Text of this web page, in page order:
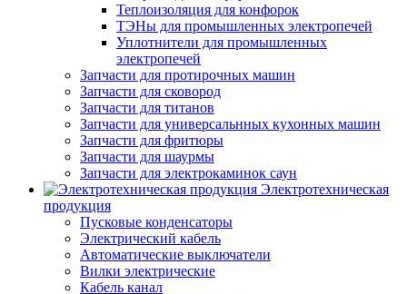
Теплоизоляция для конфорок
ТЭНы для промышленных электропечей
Уплотнители для промышленных
электропечей
Запчасти для протирочных машин
Запчасти для сковород
Запчасти для титанов
Запчасти для универсальнных кухонных машин
Запчасти для фритюры
Запчасти для шаурмы
Запчасти для электрокаминок саун
Электротехническая
продукция
Пусковые конденсаторы
Электрический кабель
Автоматические выключатели
Вилки электрические
Кабель канал